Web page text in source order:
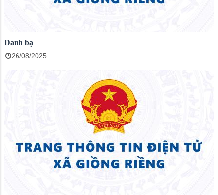
Danh bạ
26/08/2025